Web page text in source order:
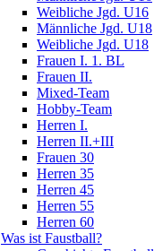
Weibliche Jgd. U16
Männliche Jgd. U18
Weibliche Jgd. U18
Frauen I. 1. BL
Frauen II.
Mixed-Team
Hobby-Team
Herren I.
Herren II.+III
Frauen 30
Herren 35
Herren 45
Herren 55
Herren 60
Was ist Faustball?